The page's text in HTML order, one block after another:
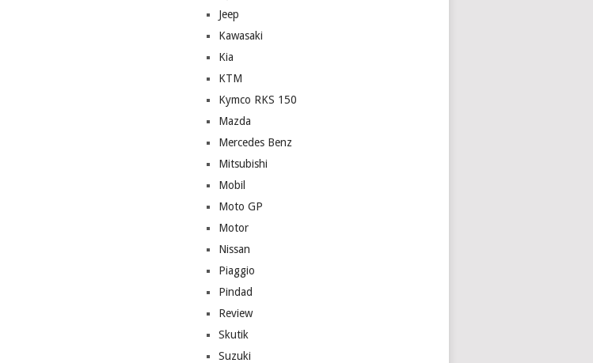
Jeep
Kawasaki
Kia
KTM
Kymco RKS 150
Mazda
Mercedes Benz
Mitsubishi
Mobil
Moto GP
Motor
Nissan
Piaggio
Pindad
Review
Skutik
Suzuki